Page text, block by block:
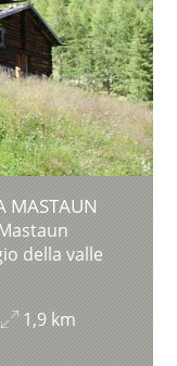
MASTAUN
della valle
1,9 km